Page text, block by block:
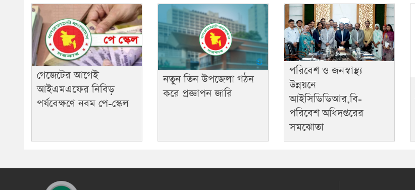
গেজেটের আগেই
আইএমএফের নিবিড়
পর্যবেক্ষণে নবম পে-স্কেল
নতুন তিন উপজেলা গঠন
করে প্রজ্ঞাপন জারি
পরিবেশ ও জনস্বাস্থ্য
উন্নয়নে
আইসিডিডিআর,বি-
পরিবেশ অধিদপ্তরের
সমঝোতা